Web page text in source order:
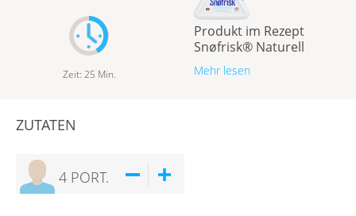
Zeit: 25 Min.
Produkt im Rezept
Snøfrisk® Naturell
Mehr lesen
ZUTATEN
4 PORT.